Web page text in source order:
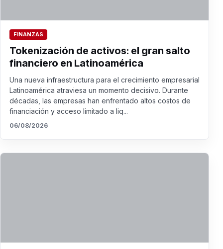
FINANZAS
Tokenización de activos: el gran salto
financiero en Latinoamérica
Una nueva infraestructura para el crecimiento empresarial
Latinoamérica atraviesa un momento decisivo. Durante
décadas, las empresas han enfrentado altos costos de
financiación y acceso limitado a liq...
06/08/2026